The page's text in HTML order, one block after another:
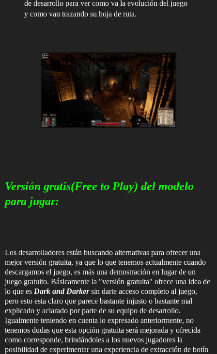
de desarrollo para ver como va la evolución del juego
y como van trazando su hoja de ruta.
Versión gratis(Free to Play) del modelo
para jugar:
Los desarrolladores están buscando alternativas para ofrecer una
mejor versión gratuita, ya que lo que tenemos actualmente cuando
descargamos el juego, es más una demostración en lugar de un
juego gratuito. Básicamente la "versión gratuita" ofrece una idea de
lo que es Dark and Darkersin darte acceso completo al juego,
pero esto esta claro que parece bastante injusto o bastante mal
explicado y aclarado por parte de su equipo de desarrollo.
Igualmente teniendo en cuenta lo expresado anteriormente, no
tenemos dudas que esta opción gratuita será mejorada y ofrecida
como corresponde, brindándoles a los nuevos jugadores la
posibilidad de experimentar una experiencia de extracción de botín